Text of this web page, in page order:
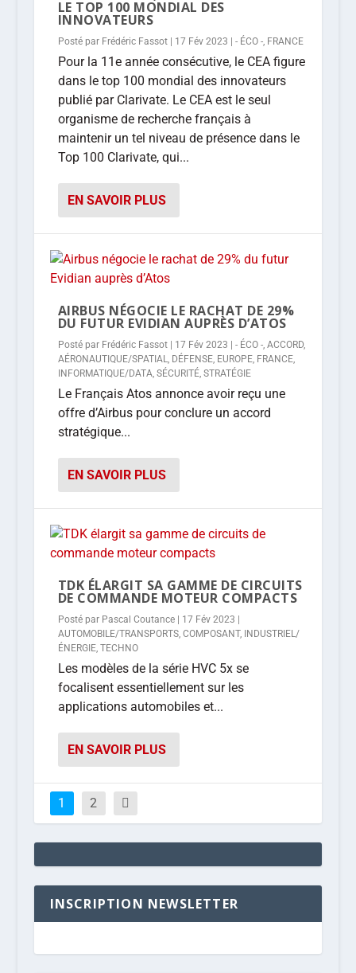
LE TOP 100 MONDIAL DES
INNOVATEURS
Posté par Frédéric Fassot| 17 Fév 2023 - ÉCO -, FRANCE
Pour la 11e année consécutive, le CEA figure
dans le top 100 mondial des innovateurs
publié par Clarivate. Le CEA est le seul
organisme de recherche français à
maintenir un tel niveau de présence dans le
Top 100 Clarivate, qui...
EN SAVOIR PLUS
AIRBUS NÉGOCIE LE RACHAT DE 29%
DU FUTUR EVIDIAN AUPRÈS D’ATOS
Posté par Frédéric Fassot| 17 Fév 2023 - ÉCO -, ACCORD,
AÉRONAUTIQUE/SPATIAL, DÉFENSE, EUROPE, FRANCE,
INFORMATIQUE/DATA, SÉCURITÉ, STRATÉGIE
Le Français Atos annonce avoir reçu une
offre d’Airbus pour conclure un accord
stratégique...
EN SAVOIR PLUS
TDK ÉLARGIT SA GAMME DE CIRCUITS
DE COMMANDE MOTEUR COMPACTS
Posté par Pascal Coutance| 17 Fév 2023
AUTOMOBILE/TRANSPORTS, COMPOSANT, INDUSTRIEL/
ÉNERGIE, TECHNO
Les modèles de la série HVC 5x se
focalisent essentiellement sur les
applications automobiles et...
EN SAVOIR PLUS
1 2
INSCRIPTION NEWSLETTER